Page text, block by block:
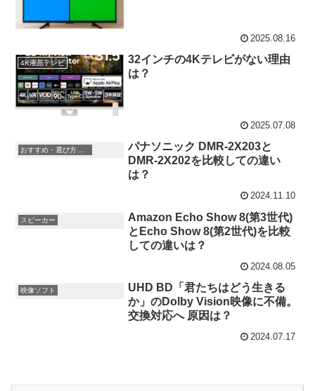
2025.08.16
4K液晶テレビ
32インチの4Kテレビがない理由
は？
2025.07.08
おすすめ・選び方情報
パナソニック DMR-2X203と
DMR-2X202を比較しての違い
は？
2024.11.10
スピーカー
Amazon Echo Show 8(第3世代)
とEcho Show 8(第2世代)を比較
しての違いは？
2024.08.05
映像ソフト
UHD BD「君たちはどう生きる
か」のDolby Vision映像に不備。
交換対応へ 原因は？
2024.07.17